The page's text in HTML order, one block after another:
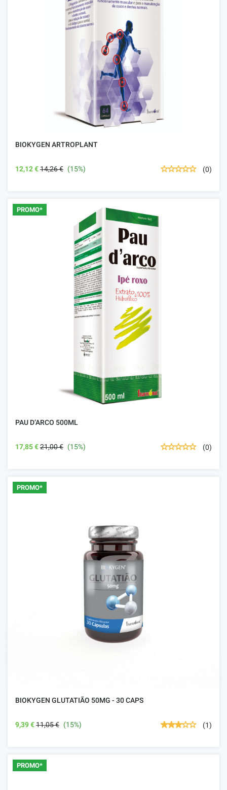
BIOKYGEN ARTROPLANT
12,12 €14,26 € (15%) (0)
PROMO*
PAU D’ARCO 500ML
17,85 €21,00 € (15%) (0)
PROMO*
BIOKYGEN GLUTATIÃO 50MG - 30 CAPS
9,39 €11,05 € (15%) (1)
PROMO*